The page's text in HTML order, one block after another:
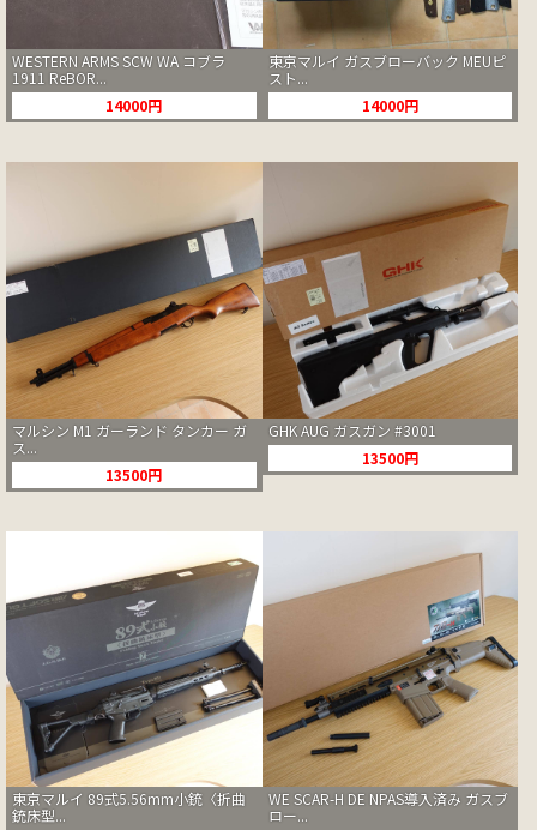
WESTERN ARMS SCW WA コブラ
1911 ReBOR...
14000円
東京マルイ ガスブローバック MEUピ
スト...
14000円
マルシン M1 ガーランド タンカー ガ
ス...
13500円
GHK AUG ガスガン #3001
13500円
東京マルイ 89式5.56mm小銃〈折曲
銃床型...
WE SCAR-H DE NPAS導入済み ガスブ
ロー...